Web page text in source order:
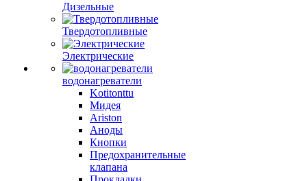
Дизельные
Твердотопливные
Электрические
водонагреватели
Kotitonttu
Мидея
Ariston
Аноды
Кнопки
Предохранительные
клапана